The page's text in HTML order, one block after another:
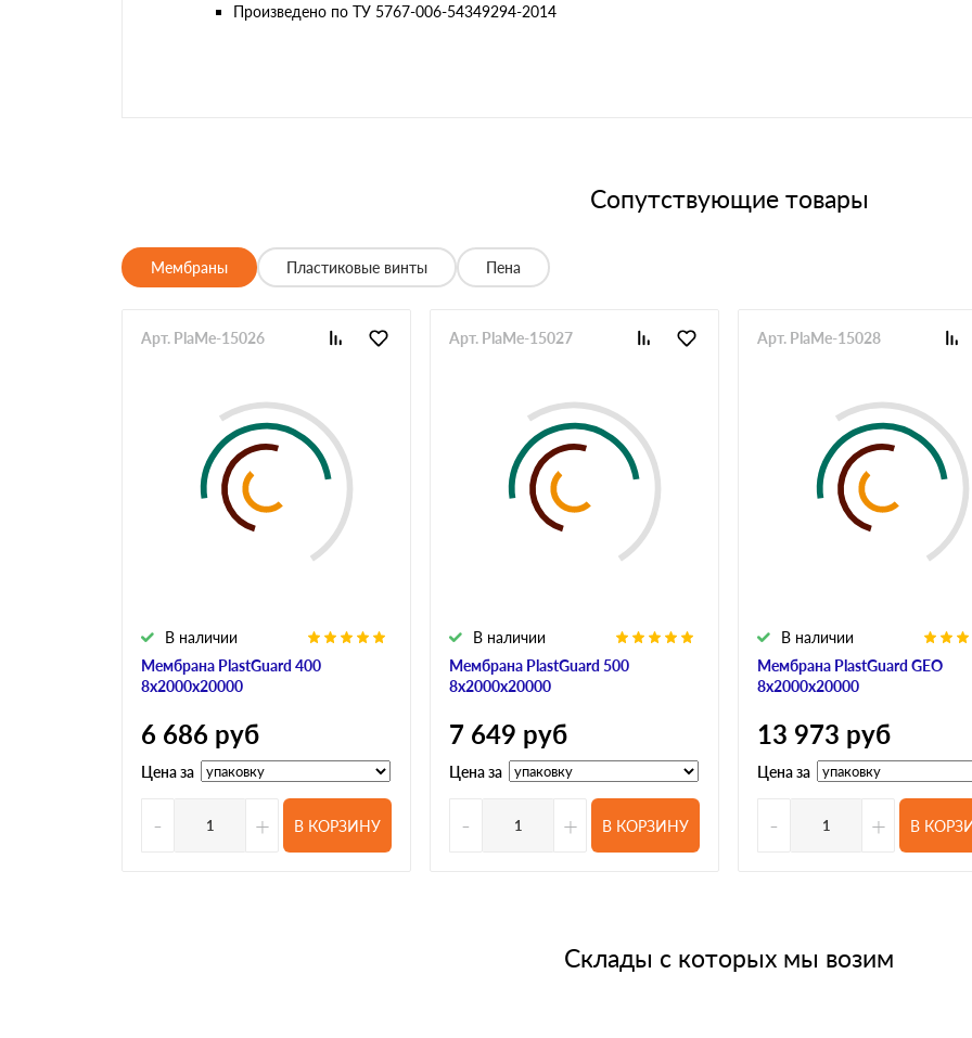
Произведено по ТУ 5767-006-54349294-2014
Сопутствующие товары
Мембраны Пластиковые винты Пена
Мембрана PlastGuard 400
8х2000х20000
В наличии
Арт. PlaMe-15026
6 686 руб
Цена за
- + В КОРЗИНУ
Мембрана PlastGuard 500
8х2000х20000
В наличии
Арт. PlaMe-15027
7 649 руб
Цена за
- + В КОРЗИНУ
Мембрана PlastGuard GEO
8х2000х20000
В наличии
Арт. PlaMe-15028
13 973 руб
Цена за
- + В
Склады с которых мы возим